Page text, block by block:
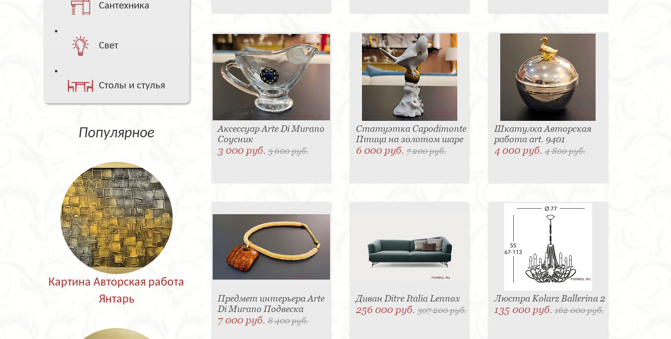
Сантехника
Свет
Столы и стулья
Популярное
Картина Авторская работа
Янтарь
Аксессуар Arte Di Murano
Соусник
3 000 руб.3 600 руб.
Статуэтка Capodimonte
Птица на золотом шаре
6 000 руб. 7 200 руб.
Шкатулка Авторская
работа art. 9401
4 000 руб.4 800 руб.
Предмет интерьера Arte
Di Murano Подвеска
7 000 руб.8 400 руб.
Диван Ditre Italia Lennox
256 000 руб. 307 200 руб.
Люстра Kolarz Ballerina 2
135 000 руб.162 000 руб.